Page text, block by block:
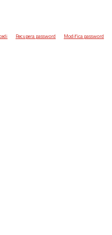
Recupera password Modifica password